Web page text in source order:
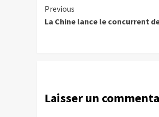
Continue
Reading
Previous
La Chine lance le concurrent
Laisser un